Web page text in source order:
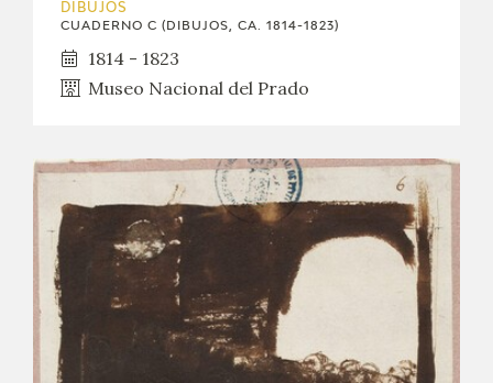
DIBUJOS
CUADERNO C (DIBUJOS, CA. 1814-1823)
1814 - 1823
Museo Nacional del Prado